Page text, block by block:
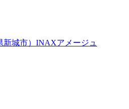
新城市）INAXアメージュ